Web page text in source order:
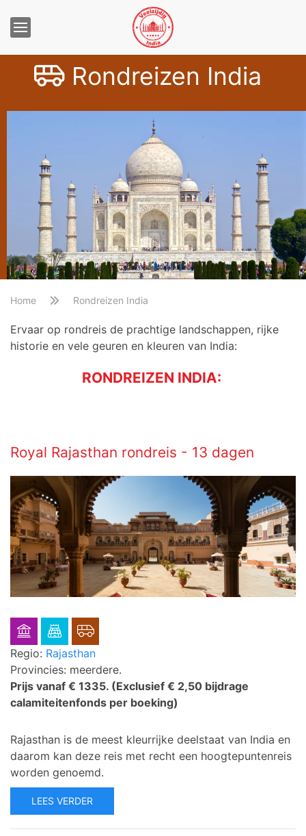
Rondreizen India
Home Rondreizen India
Ervaar op rondreis de prachtige landschappen, rijke
historie en vele geuren en kleuren van India:
RONDREIZEN INDIA:
Royal Rajasthan rondreis - 13 dagen
Regio: Rajasthan
Provincies: meerdere.
Prijs vanaf € 1335. (Exclusief € 2,50 bijdrage
calamiteitenfonds per boeking)
Rajasthan is de meest kleurrijke deelstaat van India en
daarom kan deze reis met recht een hoogtepuntenreis
worden genoemd.
LEES VERDER